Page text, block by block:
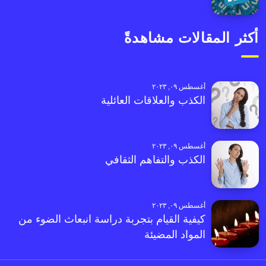
أكثر المقالات مشاهدةً
أغسطس ٠٩, ٢٠٢٣
الكذب والعلاقات العائلية
أغسطس ٠٩, ٢٠٢٣
الكذب والتفاهم الثقافي
أغسطس ٠٩, ٢٠٢٣
كيفية القيام بتجربة دراسة انبعاث الضوء من
المواد المضيئة